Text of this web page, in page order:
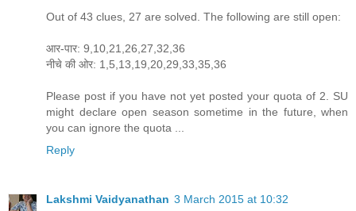
Out of 43 clues, 27 are solved. The following are still open:
आर-पार: 9,10,21,26,27,32,36
नीचे की ओर: 1,5,13,19,20,29,33,35,36
Please post if you have not yet posted your quota of 2. SU
might declare open season sometime in the future, when
you can ignore the quota ...
Reply
Lakshmi Vaidyanathan 3 March 2015 at 10:32